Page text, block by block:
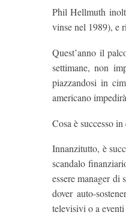
Phil Hellmuth
vinse nel 1989), e
Quest’anno il
settimane, non
piazzandosi in
americano
Cosa è successo
Innanzitutto, è
scandalo
essere manager di
dover auto-
televisivi o a